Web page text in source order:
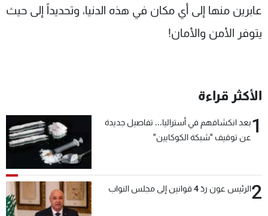
عابرين منها إلى أي مكان في هذه الدنيا، وتحديداً إلى حيث
يتوفر الأمن والأمان!
الأكثر قراءة
1بعد انكشافهم في أستراليا... تفاصيل جديدة
عن توقيف "شبكة الكوكايين"
2الرئيس عون ردّ 4 قوانين إلى مجلس النواب